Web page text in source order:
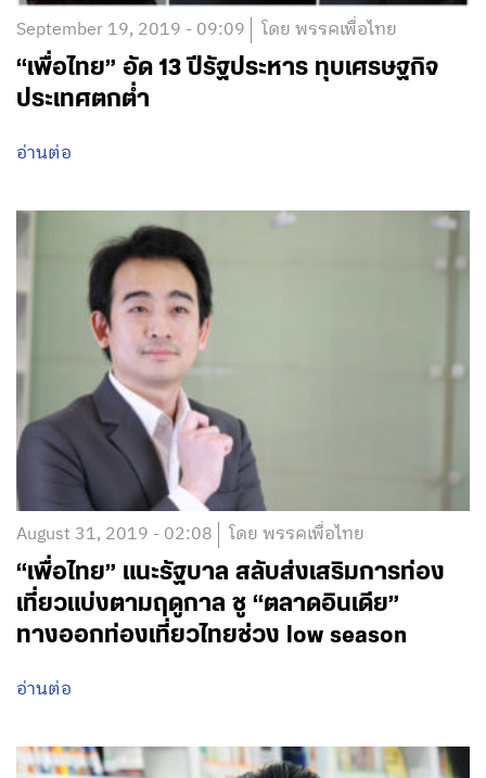
September 19, 2019 - 09:09 โดย พรรคเพื่อไทย
“เพื่อไทย” อัด 13 ปีรัฐประหาร ทุบเศรษฐกิจ
ประเทศตกต่ำ
อ่านต่อ
August 31, 2019 - 02:08 โดย พรรคเพื่อไทย
“เพื่อไทย” แนะรัฐบาล สลับส่งเสริมการท่อง
เที่ยวแบ่งตามฤดูกาล ชู “ตลาดอินเดีย”
ทางออกท่องเที่ยวไทยช่วง low season
อ่านต่อ